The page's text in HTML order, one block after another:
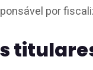
por